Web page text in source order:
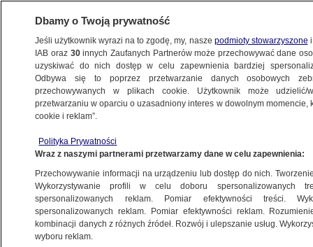
Dbamy o Twoją prywatność
Jeśli użytkownik wyrazi na to zgodę, my, nasze podmioty stowarzyszone
IAB oraz 30innych Zaufanych Partnerów może przechowywać dane
uzyskiwać do nich dostęp w celu zapewnienia bardziej
Odbywa się to poprzez przetwarzanie danych osobowych
przechowywanych w plikach cookie. Użytkownik może
przetwarzaniu w oparciu o uzasadniony interes w dowolnym momencie,
cookie i reklam”.
Polityka Prywatności
Wraz z naszymi partnerami przetwarzamy dane w celu zapewnienia:
Przechowywanie informacji na urządzeniu lub dostęp do nich.
Wykorzystywanie profili w celu doboru spersonalizowanych
spersonalizowanych reklam. Pomiar efektywności treści.
spersonalizowanych reklam. Pomiar efektywności reklam.
kombinacji danych z różnych źródeł. Rozwój i ulepszanie usług.
wyboru reklam.